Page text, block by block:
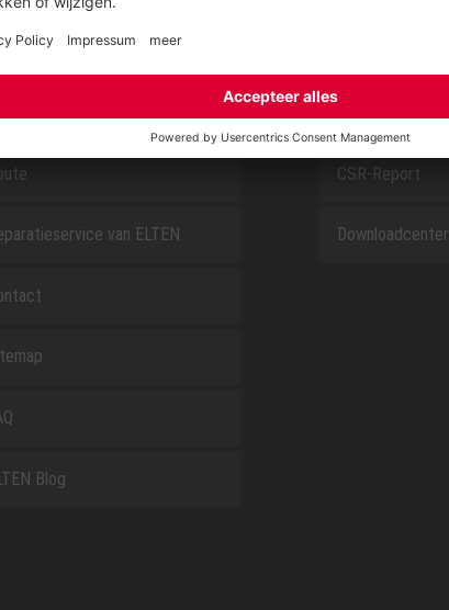
van ELTEN
Blog
OVER ELTEN
CSR-Report
Downloadcenter